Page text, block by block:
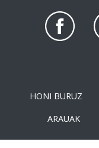
HONI BURUZ
ARAUAK